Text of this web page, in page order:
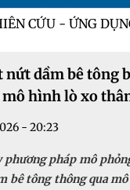
CỨU - ỨNG
nứt dầm bê tông
hình lò xo
- 20:23
pháp mô
bê tông thông qua